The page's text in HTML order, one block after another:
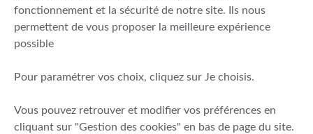
Politique de meilleure sélection
Politique de durabilité
Fonds de garantie des dépôts et de résolution
Mentions légales
Prévention de la fraude
fonctionnement et la sécurité de notre site. Ils nous
permettent de vous proposer la meilleure expérience
possible
Pour paramétrer vos choix, cliquez sur Je choisis.
Vous pouvez retrouver et modifier vos préférences en
cliquant sur "Gestion des cookies" en bas de page du site.